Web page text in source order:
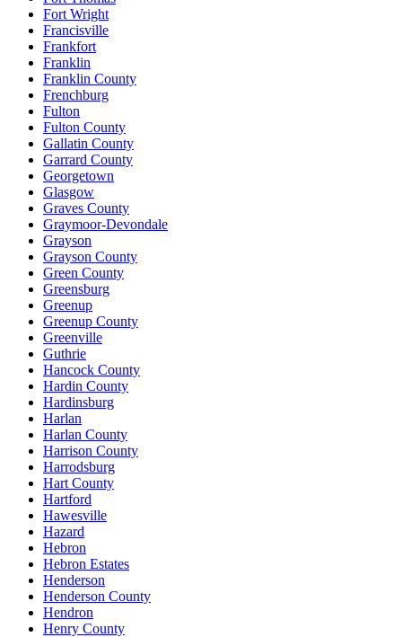
Fort Wright
Francisville
Frankfort
Franklin
Franklin County
Frenchburg
Fulton
Fulton County
Gallatin County
Garrard County
Georgetown
Glasgow
Graves County
Graymoor-Devondale
Grayson
Grayson County
Green County
Greensburg
Greenup
Greenup County
Greenville
Guthrie
Hancock County
Hardin County
Hardinsburg
Harlan
Harlan County
Harrison County
Harrodsburg
Hart County
Hartford
Hawesville
Hazard
Hebron
Hebron Estates
Henderson
Henderson County
Hendron
Henry County